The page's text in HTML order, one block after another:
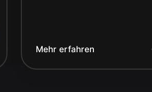
Mehr erfahren